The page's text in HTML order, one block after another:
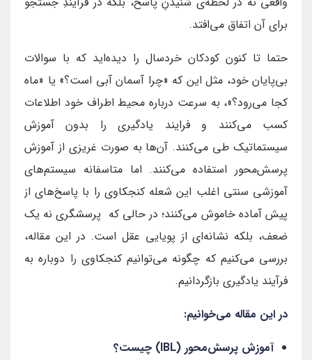
برای آن اتفاق می‌افتد.
حتما تا کنون کودکان خردسال را دیده‌اید که با سوالات
بی‌پایان خود، مثل این که «چرا آسمان آبی است؟» یا «ماه
کجا می‌رود؟»، به سرعت درباره محیط اطراف خود اطلاعات
کسب می‌کنند و فرایند یادگیری را بدون آموزش
سیستماتیک طی می‌کنند. آن‌ها به صورت غریزی از آموزش
پرسش‌محور استفاده می‌کنند. اما متاسفانه سیستم‌های
آموزشی سنتی اغلب این شعله کنجکاوی را با پاسخ‌های از
پیش آماده خاموش می‌کنند؛ در حالی که پرسشگری نه یک
ضعف، بلکه نشانه‌ای از پویایی عقل است. در این مقاله،
بررسی می‌کنیم که چگونه می‌توانیم کنجکاوی را دوباره به
فرآیند یادگیری بازگردانیم.
در این مقاله می‌خوانیم:
آموزش پرسش‌محور (IBL) چیست؟